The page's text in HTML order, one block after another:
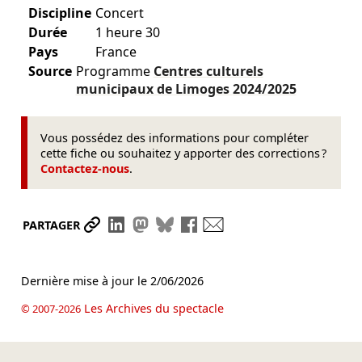
Discipline Concert
Durée
1 heure 30
Pays
France
Source Programme Centres culturels
municipaux de Limoges2024/2025
Vous possédez des informations pour compléter
cette fiche ou souhaitez y apporter des corrections ?
Contactez-nous.
PARTAGER Partager le lien
Partager sur LinkedIn
Partager sur Mastodon
Partager sur Bluesky
Partager sur Facebook
Dernière mise à jour le 2/06/2026
© 2007-2026Les Archives du spectacle